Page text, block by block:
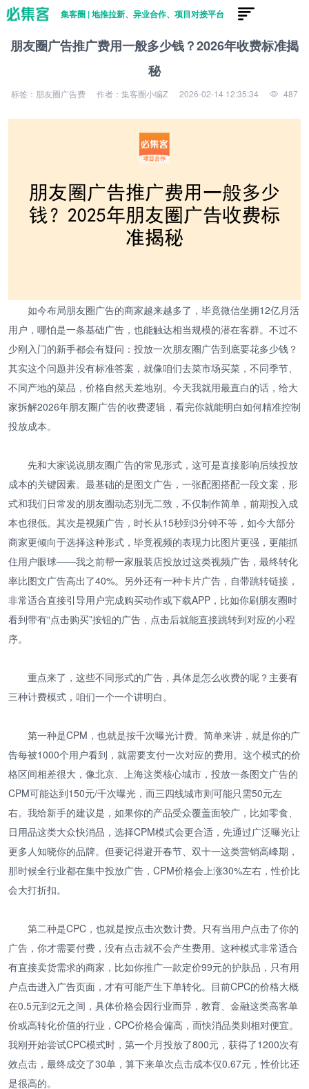
集客圈 | 地推拉新、异业合作、项目对接平台
朋友圈广告推广费用一般多少钱？2026年收费标准揭
秘
标签：朋友圈广告费 作者：集客圈小编Z 2026-02-14 12:35:34 487
如今布局朋友圈广告的商家越来越多了，毕竟微信坐拥12亿月活
用户，哪怕是一条基础广告，也能触达相当规模的潜在客群。不过不
少刚入门的新手都会有疑问：投放一次朋友圈广告到底要花多少钱？
其实这个问题并没有标准答案，就像咱们去菜市场买菜，不同季节、
不同产地的菜品，价格自然天差地别。今天我就用最直白的话，给大
家拆解2026年朋友圈广告的收费逻辑，看完你就能明白如何精准控制
投放成本。
先和大家说说朋友圈广告的常见形式，这可是直接影响后续投放
成本的关键因素。最基础的是图文广告，一张配图搭配一段文案，形
式和我们日常发的朋友圈动态别无二致，不仅制作简单，前期投入成
本也很低。其次是视频广告，时长从15秒到3分钟不等，如今大部分
商家更倾向于选择这种形式，毕竟视频的表现力比图片更强，更能抓
住用户眼球——我之前帮一家服装店投放过这类视频广告，最终转化
率比图文广告高出了40%。另外还有一种卡片广告，自带跳转链接，
非常适合直接引导用户完成购买动作或下载APP，比如你刷朋友圈时
看到带有“点击购买”按钮的广告，点击后就能直接跳转到对应的小程
序。
重点来了，这些不同形式的广告，具体是怎么收费的呢？主要有
三种计费模式，咱们一个一个讲明白。
第一种是CPM，也就是按千次曝光计费。简单来讲，就是你的广
告每被1000个用户看到，就需要支付一次对应的费用。这个模式的价
格区间相差很大，像北京、上海这类核心城市，投放一条图文广告的
CPM可能达到150元/千次曝光，而三四线城市则可能只需50元左
右。我给新手的建议是，如果你的产品受众覆盖面较广，比如零食、
日用品这类大众快消品，选择CPM模式会更合适，先通过广泛曝光让
更多人知晓你的品牌。但要记得避开春节、双十一这类营销高峰期，
那时候全行业都在集中投放广告，CPM价格会上涨30%左右，性价比
会大打折扣。
第二种是CPC，也就是按点击次数计费。只有当用户点击了你的
广告，你才需要付费，没有点击就不会产生费用。这种模式非常适合
有直接卖货需求的商家，比如你推广一款定价99元的护肤品，只有用
户点击进入广告页面，才有可能产生下单转化。目前CPC的价格大概
在0.5元到2元之间，具体价格会因行业而异，教育、金融这类高客单
价或高转化价值的行业，CPC价格会偏高，而快消品类则相对便宜。
我刚开始尝试CPC模式时，第一个月投放了800元，获得了1200次有
效点击，最终成交了30单，算下来单次点击成本仅0.67元，性价比还
是很高的。